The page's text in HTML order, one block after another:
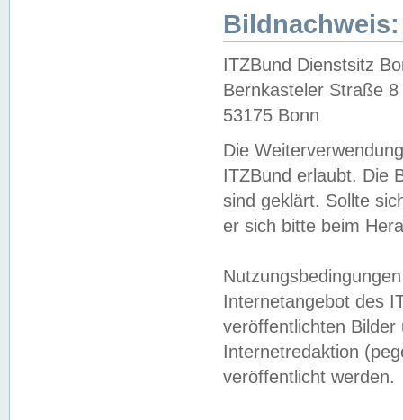
Bildnachweis:
ITZBund Dienstsitz
Bernkasteler Straße 8
53175 Bonn
Die
ITZBund erlaubt. Die
sind geklärt. Sollte
er sich bitte beim
Internetangebot des
veröffentlichten
Internetredaktion
veröffentlicht werden.